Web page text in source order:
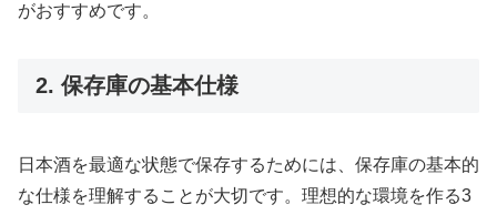
がおすすめです。
2. 保存庫の基本仕様
日本酒を最適な状態で保存するためには、保存庫の基本的
な仕様を理解することが大切です。理想的な環境を作る3